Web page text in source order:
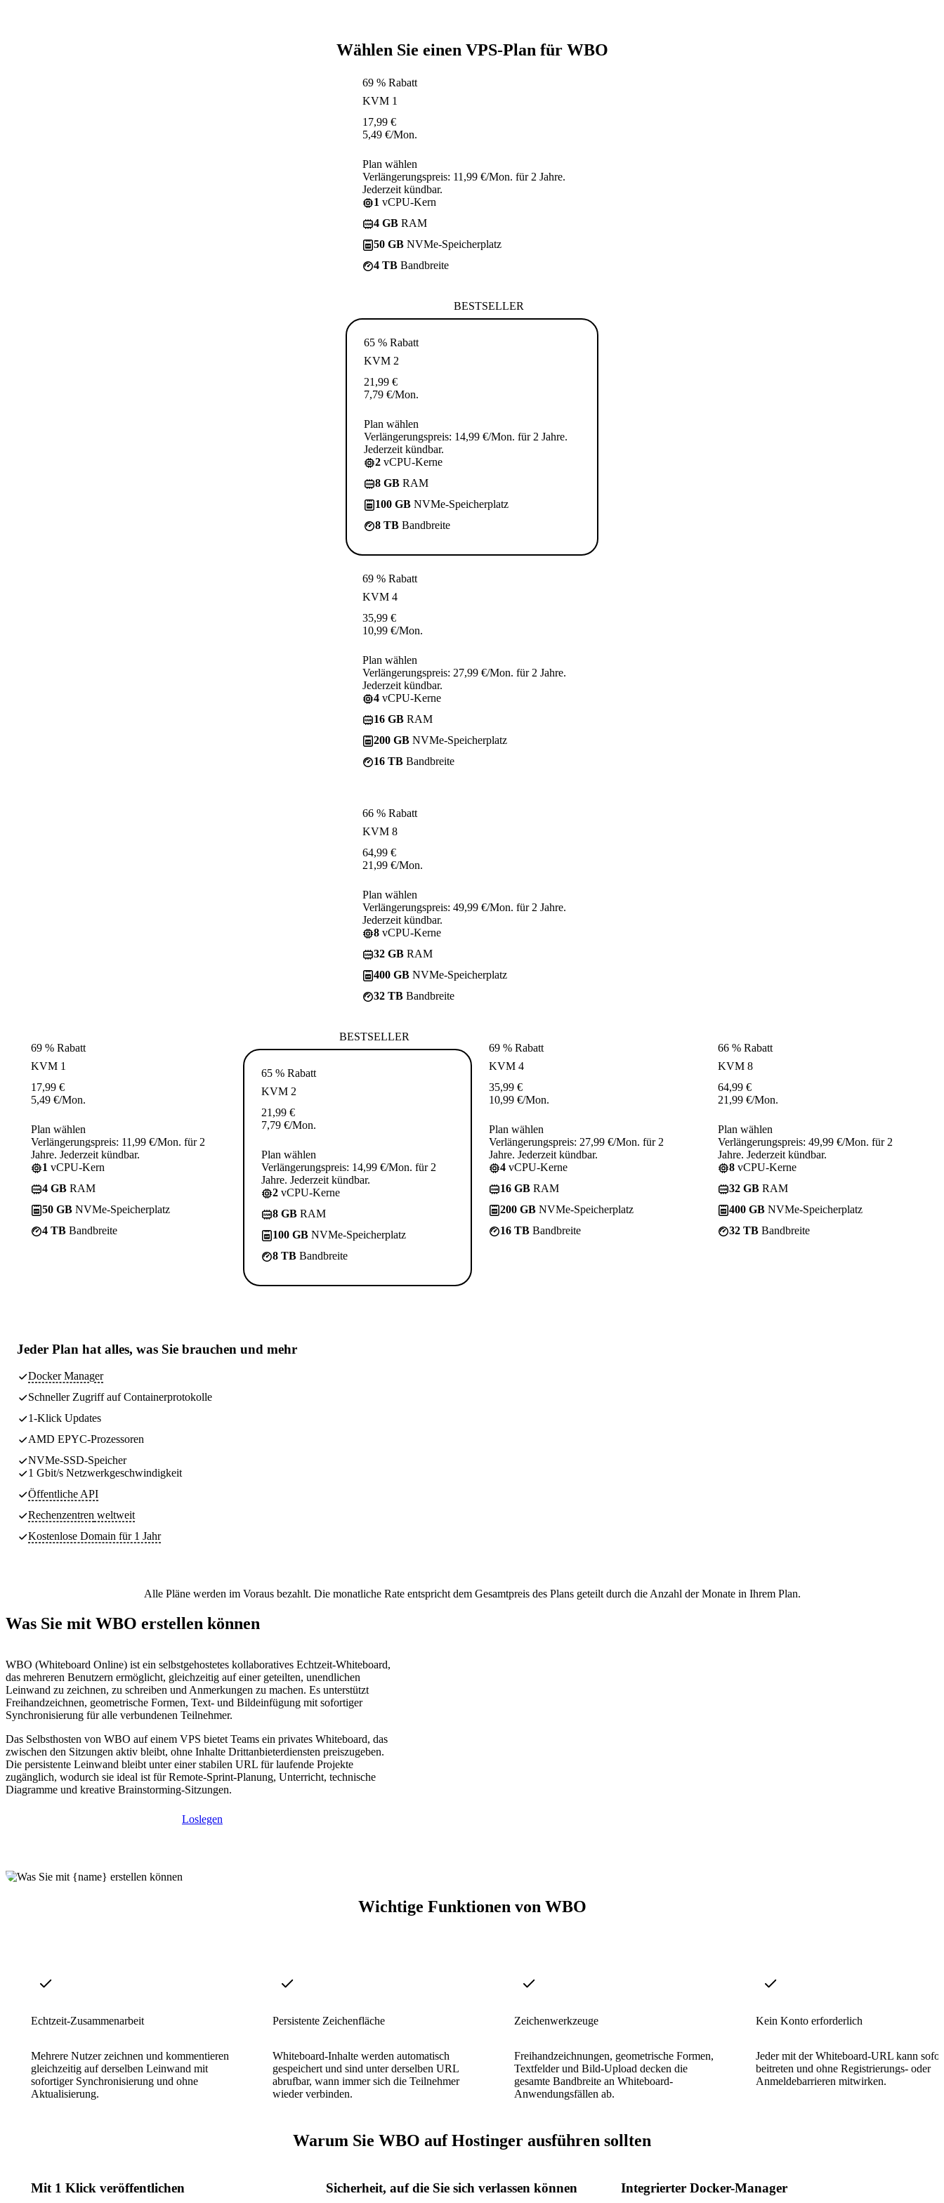
Wählen Sie einen VPS-Plan für WBO
69 % Rabatt
KVM 1
17,99 €
5,49 €/Mon.
Plan wählen
Verlängerungspreis: 11,99 €/Mon. für 2 Jahre.
Jederzeit kündbar.
1 vCPU-Kern
4 GB RAM
50 GB NVMe-Speicherplatz
4 TB Bandbreite
BESTSELLER
65 % Rabatt
KVM 2
21,99 €
7,79 €/Mon.
Plan wählen
Verlängerungspreis: 14,99 €/Mon. für 2 Jahre.
Jederzeit kündbar.
2 vCPU-Kerne
8 GB RAM
100 GB NVMe-Speicherplatz
8 TB Bandbreite
69 % Rabatt
KVM 4
35,99 €
10,99 €/Mon.
Plan wählen
Verlängerungspreis: 27,99 €/Mon. für 2 Jahre.
Jederzeit kündbar.
4 vCPU-Kerne
16 GB RAM
200 GB NVMe-Speicherplatz
16 TB Bandbreite
66 % Rabatt
KVM 8
64,99 €
21,99 €/Mon.
Plan wählen
Verlängerungspreis: 49,99 €/Mon. für 2 Jahre.
Jederzeit kündbar.
8 vCPU-Kerne
32 GB RAM
400 GB NVMe-Speicherplatz
32 TB Bandbreite
69 % Rabatt
KVM 1
17,99 €
5,49 €/Mon.
Plan wählen
Verlängerungspreis: 11,99 €/Mon. für 2
Jahre. Jederzeit kündbar.
1 vCPU-Kern
4 GB RAM
50 GB NVMe-Speicherplatz
4 TB Bandbreite
BESTSELLER
65 % Rabatt
KVM 2
21,99 €
7,79 €/Mon.
Plan wählen
Verlängerungspreis: 14,99 €/Mon. für 2
Jahre. Jederzeit kündbar.
2 vCPU-Kerne
8 GB RAM
100 GB NVMe-Speicherplatz
8 TB Bandbreite
69 % Rabatt
KVM 4
35,99 €
10,99 €/Mon.
Plan wählen
Verlängerungspreis: 27,99 €/Mon. für 2
Jahre. Jederzeit kündbar.
4 vCPU-Kerne
16 GB RAM
200 GB NVMe-Speicherplatz
16 TB Bandbreite
66 % Rabatt
KVM 8
64,99 €
21,99 €/Mon.
Plan wählen
Verlängerungspreis: 49,99 €/Mon. für 2
Jahre. Jederzeit kündbar.
8 vCPU-Kerne
32 GB RAM
400 GB NVMe-Speicherplatz
32 TB Bandbreite
Jeder Plan hat alles, was Sie brauchen und mehr
Docker Manager
Schneller Zugriff auf Containerprotokolle
1-Klick Updates
AMD EPYC-Prozessoren
NVMe-SSD-Speicher
1 Gbit/s Netzwerkgeschwindigkeit
Öffentliche API
Rechenzentren weltweit
Kostenlose Domain für 1 Jahr
Alle Pläne werden im Voraus bezahlt. Die monatliche Rate entspricht dem Gesamtpreis des Plans geteilt durch die Anzahl der Monate in Ihrem Plan.
Was Sie mit WBO erstellen können
WBO (Whiteboard Online) ist ein selbstgehostetes kollaboratives Echtzeit-Whiteboard,
das mehreren Benutzern ermöglicht, gleichzeitig auf einer geteilten, unendlichen
Leinwand zu zeichnen, zu schreiben und Anmerkungen zu machen. Es unterstützt
Freihandzeichnen, geometrische Formen, Text- und Bildeinfügung mit sofortiger
Synchronisierung für alle verbundenen Teilnehmer.
Das Selbsthosten von WBO auf einem VPS bietet Teams ein privates Whiteboard, das
zwischen den Sitzungen aktiv bleibt, ohne Inhalte Drittanbieterdiensten preiszugeben.
Die persistente Leinwand bleibt unter einer stabilen URL für laufende Projekte
zugänglich, wodurch sie ideal ist für Remote-Sprint-Planung, Unterricht, technische
Diagramme und kreative Brainstorming-Sitzungen.
Loslegen
Wichtige Funktionen von WBO
Echtzeit-Zusammenarbeit
Mehrere Nutzer zeichnen und kommentieren
gleichzeitig auf derselben Leinwand mit
sofortiger Synchronisierung und ohne
Aktualisierung.
Persistente Zeichenfläche
Whiteboard-Inhalte werden automatisch
gespeichert und sind unter derselben URL
abrufbar, wann immer sich die Teilnehmer
wieder verbinden.
Zeichenwerkzeuge
Freihandzeichnungen, geometrische Formen,
Textfelder und Bild-Upload decken die
gesamte Bandbreite an Whiteboard-
Anwendungsfällen ab.
Kein Konto erforderlich
Jeder mit der Whiteboard-URL kann
beitreten und ohne Registrierungs- oder
Anmeldebarrieren mitwirken.
Warum Sie WBO auf Hostinger ausführen sollten
Mit 1 Klick veröffentlichen Sicherheit, auf die Sie sich verlassen können Integrierter Docker-Manager